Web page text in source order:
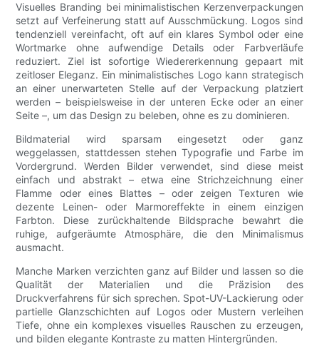
Visuelles Branding bei minimalistischen Kerzenverpackungen
setzt auf Verfeinerung statt auf Ausschmückung. Logos sind
tendenziell vereinfacht, oft auf ein klares Symbol oder eine
Wortmarke ohne aufwendige Details oder Farbverläufe
reduziert. Ziel ist sofortige Wiedererkennung gepaart mit
zeitloser Eleganz. Ein minimalistisches Logo kann strategisch
an einer unerwarteten Stelle auf der Verpackung platziert
werden – beispielsweise in der unteren Ecke oder an einer
Seite –, um das Design zu beleben, ohne es zu dominieren.
Bildmaterial wird sparsam eingesetzt oder ganz
weggelassen, stattdessen stehen Typografie und Farbe im
Vordergrund. Werden Bilder verwendet, sind diese meist
einfach und abstrakt – etwa eine Strichzeichnung einer
Flamme oder eines Blattes – oder zeigen Texturen wie
dezente Leinen- oder Marmoreffekte in einem einzigen
Farbton. Diese zurückhaltende Bildsprache bewahrt die
ruhige, aufgeräumte Atmosphäre, die den Minimalismus
ausmacht.
Manche Marken verzichten ganz auf Bilder und lassen so die
Qualität der Materialien und die Präzision des
Druckverfahrens für sich sprechen. Spot-UV-Lackierung oder
partielle Glanzschichten auf Logos oder Mustern verleihen
Tiefe, ohne ein komplexes visuelles Rauschen zu erzeugen,
und bilden elegante Kontraste zu matten Hintergründen.